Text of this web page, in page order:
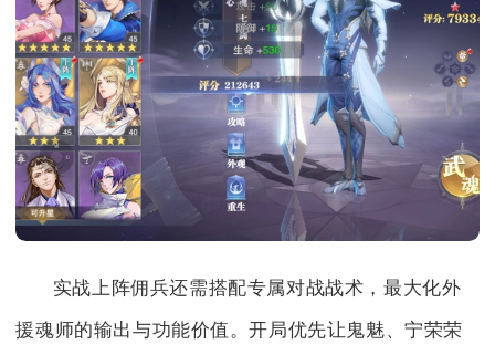
实战上阵佣兵还需搭配专属对战战术，最大化外
援魂师的输出与功能价值。开局优先让鬼魅、宁荣荣